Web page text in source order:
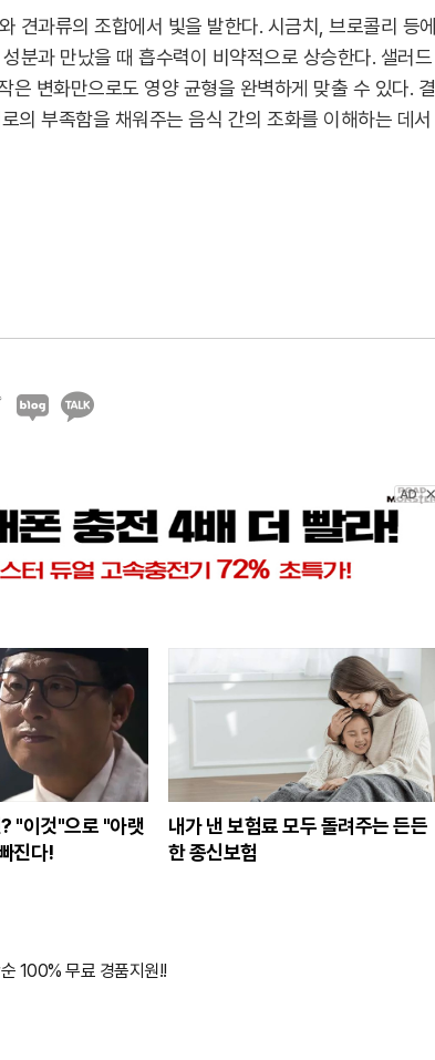
견과류의 조합에서 빛을 발한다. 시금치, 브로콜리 등에
분과 만났을 때 흡수력이 비약적으로 상승한다. 샐러드
변화만으로도 영양 균형을 완벽하게 맞출 수 있다. 결
의 부족함을 채워주는 음식 간의 조화를 이해하는 데서
"이것"으로 "아랫
진다!
내가 낸 보험료 모두 돌려주는 든든
한 종신보험
100% 무료 경품지원!!